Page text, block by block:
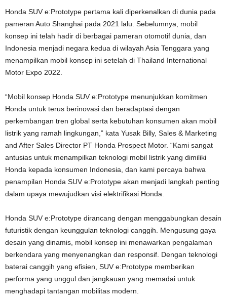
Honda SUV e:Prototype pertama kali diperkenalkan di dunia pada
pameran Auto Shanghai pada 2021 lalu. Sebelumnya, mobil
konsep ini telah hadir di berbagai pameran otomotif dunia, dan
Indonesia menjadi negara kedua di wilayah Asia Tenggara yang
menampilkan mobil konsep ini setelah di Thailand International
Motor Expo 2022.
“Mobil konsep Honda SUV e:Prototype menunjukkan komitmen
Honda untuk terus berinovasi dan beradaptasi dengan
perkembangan tren global serta kebutuhan konsumen akan mobil
listrik yang ramah lingkungan,” kata Yusak Billy, Sales & Marketing
and After Sales Director PT Honda Prospect Motor. “Kami sangat
antusias untuk menampilkan teknologi mobil listrik yang dimiliki
Honda kepada konsumen Indonesia, dan kami percaya bahwa
penampilan Honda SUV e:Prototype akan menjadi langkah penting
dalam upaya mewujudkan visi elektrifikasi Honda.
Honda SUV e:Prototype dirancang dengan menggabungkan desain
futuristik dengan keunggulan teknologi canggih. Mengusung gaya
desain yang dinamis, mobil konsep ini menawarkan pengalaman
berkendara yang menyenangkan dan responsif. Dengan teknologi
baterai canggih yang efisien, SUV e:Prototype memberikan
performa yang unggul dan jangkauan yang memadai untuk
menghadapi tantangan mobilitas modern.